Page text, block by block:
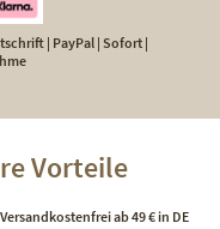
| PayPal | Sofort |
Vorteile
Versandkostenfrei ab 49 € in DE